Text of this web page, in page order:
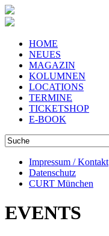
HOME
NEUES
MAGAZIN
KOLUMNEN
LOCATIONS
TERMINE
TICKETSHOP
E-BOOK
Impressum / Kontakt
Datenschutz
CURT München
EVENTS